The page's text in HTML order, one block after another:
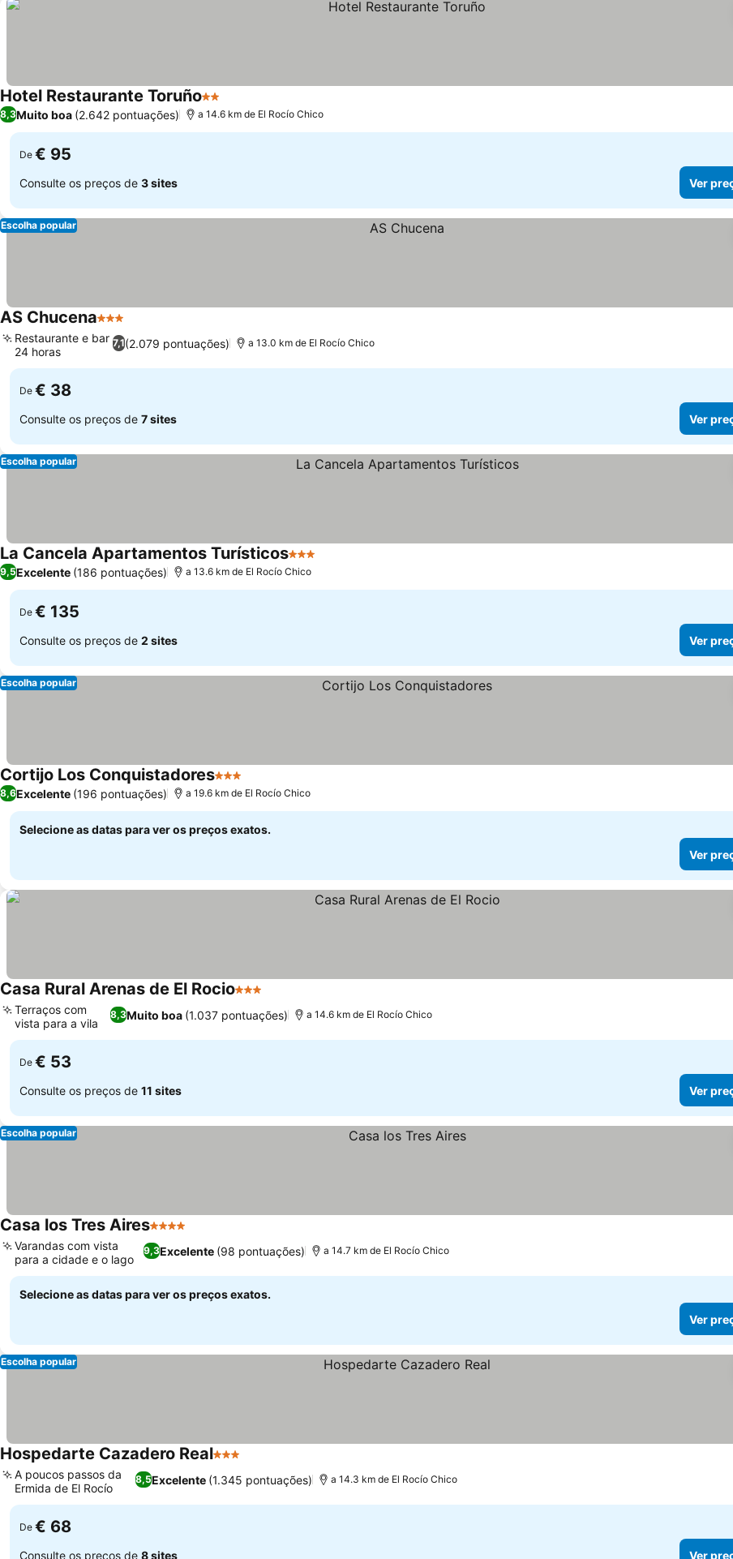
Hotel Restaurante Toruño2 Estrelas
8,3Muito boa (2.642 pontuações) a 14.6 km de El Rocío Chico
De € 95
Consulte os preços de 3 sites Ver
Escolha popular
AS Chucena3 Estrelas
7,1(2.079 pontuações)
Restaurante e bar
24 horas
a 13.0 km de El Rocío Chico
De € 38
Consulte os preços de 7 sites Ver
Escolha popular
La Cancela Apartamentos Turísticos3 Estrelas
9,5Excelente (186 pontuações) a 13.6 km de El Rocío Chico
De € 135
Consulte os preços de 2 sites Ver
Escolha popular
Cortijo Los Conquistadores3 Estrelas
8,6Excelente (196 pontuações) a 19.6 km de El Rocío Chico
Selecione as datas para ver os preços exatos.
Ver
Casa Rural Arenas de El Rocio3 Estrelas
8,3Muito boa (1.037 pontuações)
Terraços com
vista para a vila
a 14.6 km de El Rocío Chico
De € 53
Consulte os preços de 11 sites Ver
Escolha popular
Casa los Tres Aires4 Estrelas
9,3Excelente (98 pontuações)
Varandas com vista
para a cidade e o lago
a 14.7 km de El Rocío Chico
Selecione as datas para ver os preços exatos.
Ver
Escolha popular
Hospedarte Cazadero Real3 Estrelas
8,5Excelente (1.345 pontuações)
A poucos passos da
Ermida de El Rocío
a 14.3 km de El Rocío Chico
De € 68
Consulte os preços de 8 sites Ver